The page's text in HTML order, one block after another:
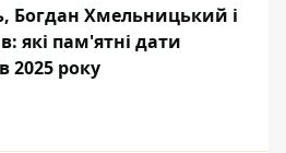
Богдан Хмельницький і
які пам'ятні дати
2025 року